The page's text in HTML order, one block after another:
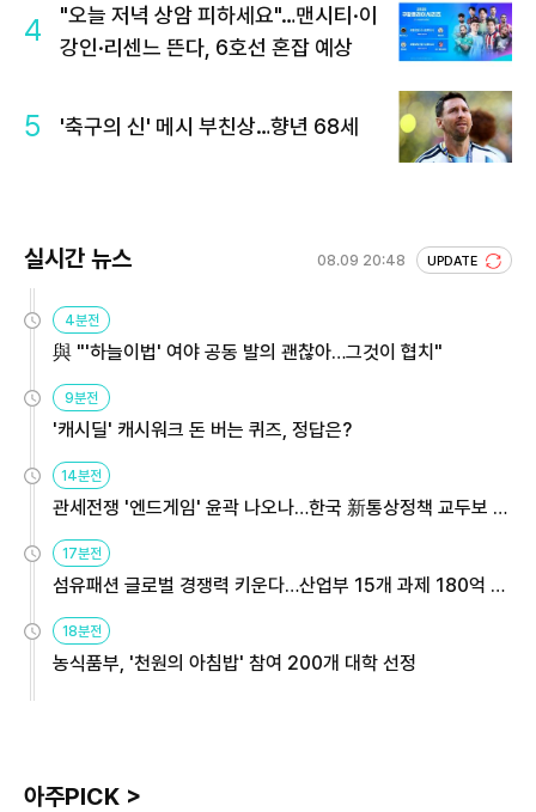
4
"오늘 저녁 상암 피하세요"…맨시티·이
강인·리센느 뜬다, 6호선 혼잡 예상
5 '축구의 신' 메시 부친상…향년 68세
실시간 뉴스 08.09 20:48 UPDATE
4분전
與 "'하늘이법' 여야 공동 발의 괜찮아…그것이 협치"
9분전
'캐시딜' 캐시워크 돈 버는 퀴즈, 정답은?
14분전
관세전쟁 '엔드게임' 윤곽 나오나…한국 新통상정책 교두보 활
용해야
17분전
섬유패션 글로벌 경쟁력 키운다…산업부 15개 과제 180억 지
원
18분전
농식품부, '천원의 아침밥' 참여 200개 대학 선정
아주PICK >